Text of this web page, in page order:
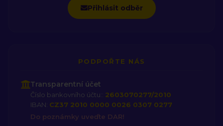
Přihlásit odběr
PODPOŘTE NÁS
Transparentní účet
Číslo bankovního účtu:: 2603070277/2010
IBAN: CZ37 2010 0000 0026 0307 0277
Do poznámky uveďte DAR!